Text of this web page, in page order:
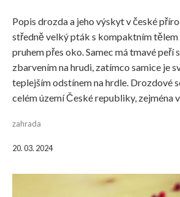
Popis drozda a jeho výskyt v české
středně velký pták s kompaktním
pruhem přes oko. Samec má tmavé peří
zbarvením na hrudi, zatímco samice je
teplejším odstínem na hrdle. Drozdové
celém území České republiky, zejména
zahrada
20. 03. 2024